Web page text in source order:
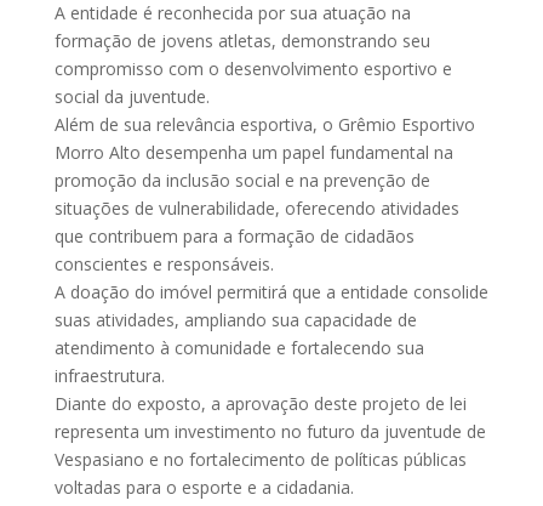
A entidade é reconhecida por sua atuação na
formação de jovens atletas, demonstrando seu
compromisso com o desenvolvimento esportivo e
social da juventude.
Além de sua relevância esportiva, o Grêmio Esportivo
Morro Alto desempenha um papel fundamental na
promoção da inclusão social e na prevenção de
situações de vulnerabilidade, oferecendo atividades
que contribuem para a formação de cidadãos
conscientes e responsáveis.
A doação do imóvel permitirá que a entidade consolide
suas atividades, ampliando sua capacidade de
atendimento à comunidade e fortalecendo sua
infraestrutura.
Diante do exposto, a aprovação deste projeto de lei
representa um investimento no futuro da juventude de
Vespasiano e no fortalecimento de políticas públicas
voltadas para o esporte e a cidadania.